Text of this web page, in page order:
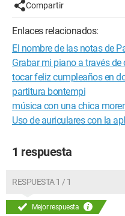
Compartir
Enlaces relacionados:
El nombre de las notas de
Grabar mi piano a través
tocar feliz cumpleaños en
partitura bontempi
música con una chica
Uso de auriculares con la
1 respuesta
RESPUESTA 1 / 1
Mejor respuesta